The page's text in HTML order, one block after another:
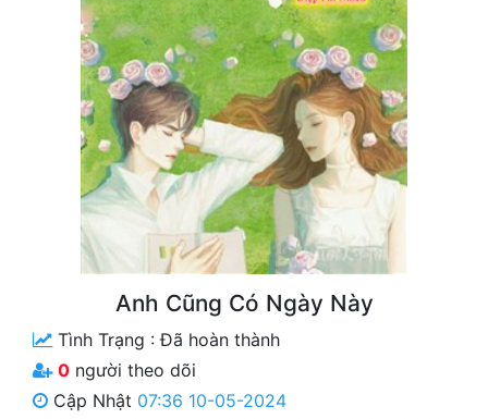
Truyện Convert
Truyện Dịch
Truyện Nhập Môn
Truyện ngắn
Cung Đấu
Cạnh Kỹ
Anh Cũng Có Ngày Này
Tình Trạng :Đã hoàn thành
0 người theo dõi
Cập Nhật 07:36 10-05-2024